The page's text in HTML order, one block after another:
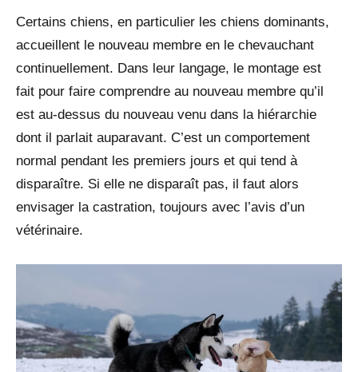
Certains chiens, en particulier les chiens dominants,
accueillent le nouveau membre en le chevauchant
continuellement. Dans leur langage, le montage est
fait pour faire comprendre au nouveau membre qu’il
est au-dessus du nouveau venu dans la hiérarchie
dont il parlait auparavant. C’est un comportement
normal pendant les premiers jours et qui tend à
disparaître. Si elle ne disparaît pas, il faut alors
envisager la castration, toujours avec l’avis d’un
vétérinaire.